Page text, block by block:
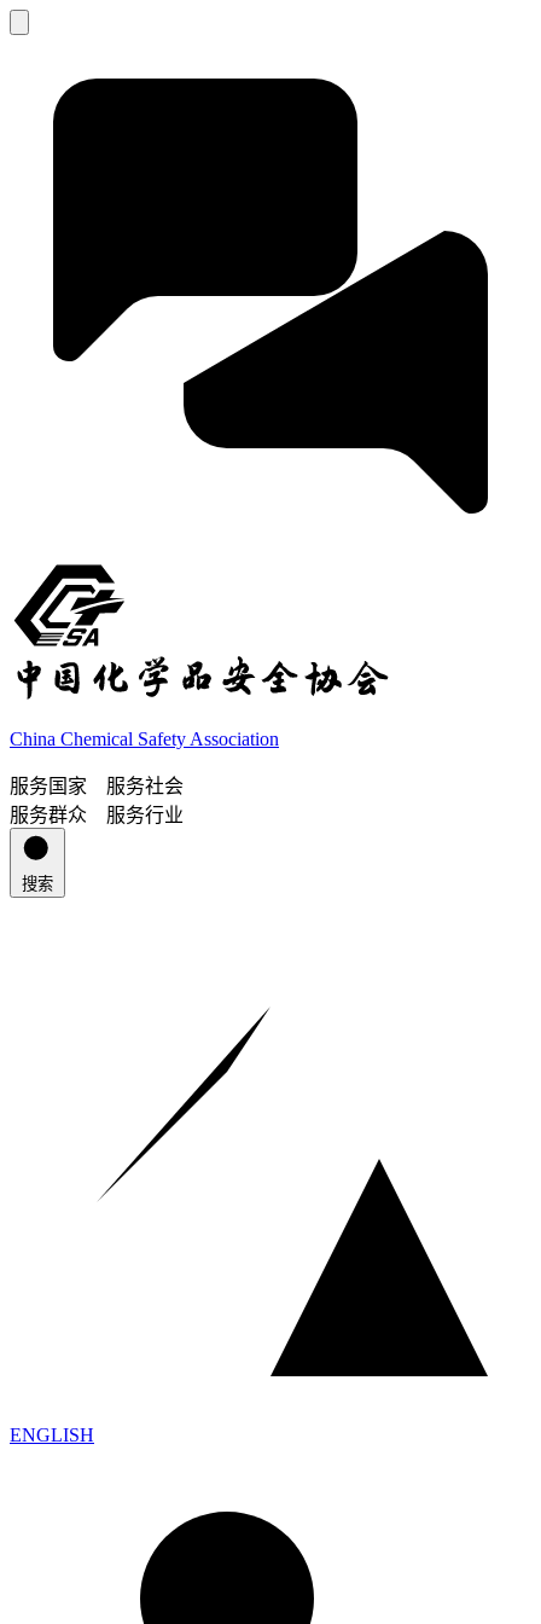
China Chemical Safety Association
服务国家 服务社会
服务群众 服务行业
搜索
ENGLISH